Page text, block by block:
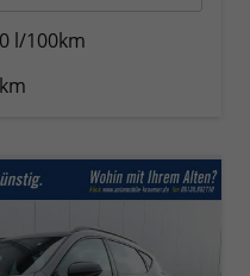
l/100km